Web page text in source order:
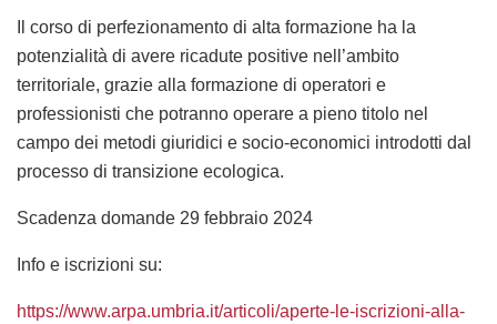
Il corso di perfezionamento di alta formazione ha la
potenzialità di avere ricadute positive nell’ambito
territoriale, grazie alla formazione di operatori e
professionisti che potranno operare a pieno titolo nel
campo dei metodi giuridici e socio-economici introdotti dal
processo di transizione ecologica.
Scadenza domande 29 febbraio 2024
Info e iscrizioni su:
https://www.arpa.umbria.it/articoli/aperte-le-iscrizioni-alla-